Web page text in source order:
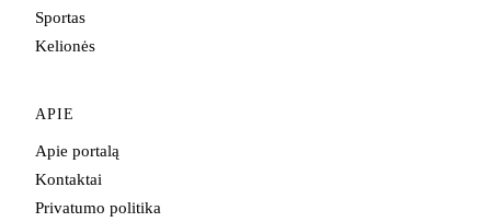
Sportas
Kelionės
APIE
Apie portalą
Kontaktai
Privatumo politika